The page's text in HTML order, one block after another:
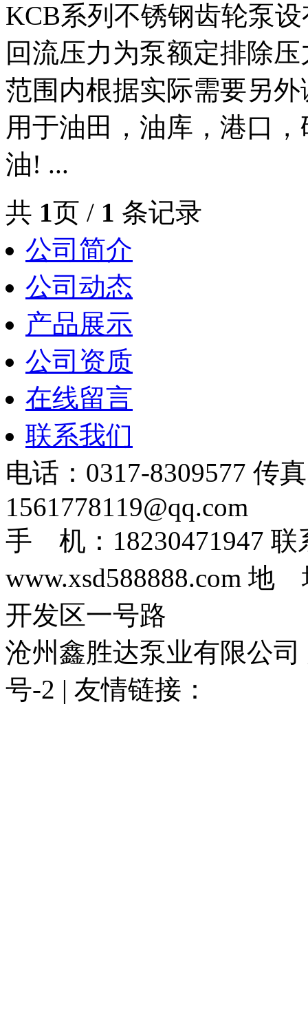
KCB系列不锈钢齿轮泵
回流压力为泵额定排除
范围内根据实际需要另
用于油田，油库，港口
油! ...
共 1页 / 1 条记录
公司简介
公司动态
产品展示
公司资质
在线留言
联系我们
电话：0317-8309577 传
1561778119@qq.com
手 机：18230471947
www.xsd588888.com 地
开发区一号路
沧州鑫胜达泵业有限公司
号-2 | 友情链接：